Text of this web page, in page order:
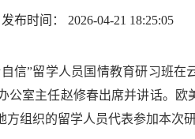
时间： 2026-04-21 18:25:05
信”留学人员国情教育研习班
公室主任赵修春出席并讲话。欧
组织的留学人员代表参加本次研